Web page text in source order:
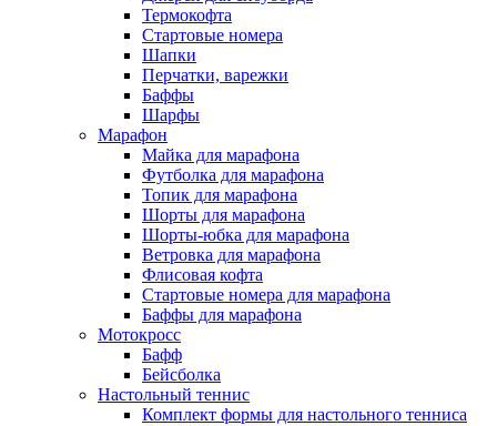
Термокофта
Стартовые номера
Шапки
Перчатки, варежки
Баффы
Шарфы
Марафон
Майка для марафона
Футболка для марафона
Топик для марафона
Шорты для марафона
Шорты-юбка для марафона
Ветровка для марафона
Флисовая кофта
Стартовые номера для марафона
Баффы для марафона
Мотокросс
Бафф
Бейсболка
Настольный теннис
Комплект формы для настольного тенниса